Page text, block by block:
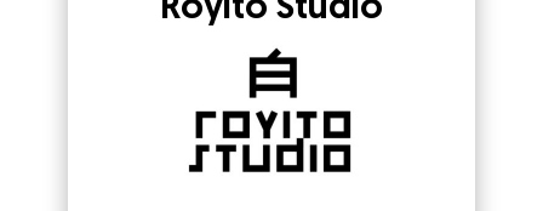
Royito Studio